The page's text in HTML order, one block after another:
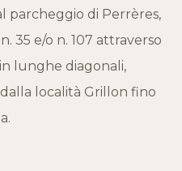
parcheggio di Perrères,
35 e/o n. 107 attraverso
lunghe diagonali,
località Grillon fino